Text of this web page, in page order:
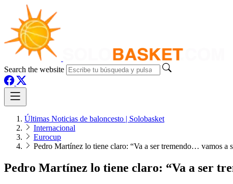
Search the website
Últimas Noticias de baloncesto | Solobasket
Internacional
Eurocup
Pedro Martínez lo tiene claro: “Va a ser tremendo… vamos a
Pedro Martínez lo tiene claro: “Va a ser